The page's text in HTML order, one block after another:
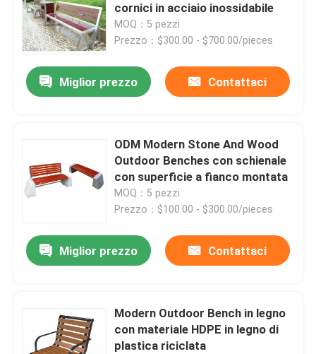
cornici in acciaio inossidabile
MOQ：5 pezzi
Prezzo：$300.00 - $700.00/pieces
Miglior prezzo Contattaci
ODM Modern Stone And Wood
Outdoor Benches con schienale
con superficie a fianco montata
MOQ：5 pezzi
Prezzo：$100.00 - $300.00/pieces
Miglior prezzo Contattaci
Modern Outdoor Bench in legno
con materiale HDPE in legno di
plastica riciclata